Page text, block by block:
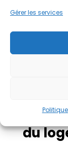
Gérer les services
de
de réduire
du